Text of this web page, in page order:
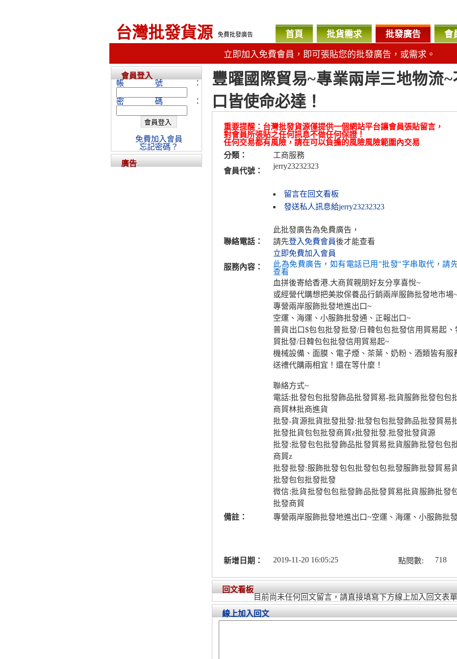
台灣批發貨源 免費批發廣告 首頁 批貨需求 批發廣告 會
立即加入免費會員，即可張貼您的批發廣告，或需求。
豐曜國際貿易~專業兩岸三地物流
口皆使命必達！
重要提醒：台灣批發貨源僅提供一個網站平台讓會員張貼留言，
對會員所張貼之任何訊息不做任何保證！
任何交易都有風險，請在可以負擔的風險風險範圍內交易
分類：
工商服務
會員代號：
jerry23232323
留言在回文看板
發送私人訊息給jerry23232323
聯絡電話：
此批發廣告為免費廣告，
請先登入免費會員後才能查看
立即免費加入會員
服務內容：
此為免費廣告，如有電話已用"批發"字串取代，請
查看
血拼後寄給香港.大商貿親朋好友分享喜悅~
或經營代購想把美妝保養品行銷兩岸服飾批發地市場
專營兩岸服飾批發地進出口~
空運、海運、小服飾批發通、正報出口~
普貨出口$包包批發批發/日韓包包批發信用貿易起
貿批發/日韓包包批發信用貿易起~
機械設備、面膜、電子煙、茶葉、奶粉、酒類皆有服
送禮代購兩相宜！還在等什麼！
聯絡方式~
電話:批發包包批發飾品批發貿易-批貨服飾批發包包
商貿林批商進貨
批發-貨源批貨批發批發:批發包包批發飾品批發貿易
批發批貨包包批發商貿z批發批發.批發批發貨源
批發:批發包包批發飾品批發貿易批貨服飾批發包包
商貿z
批發批發:服飾批發包包批發包包批發服飾批發貿易
批發包包批發批發
微信:批貨批發包包批發飾品批發貿易批貨服飾批發
批發商貿
備註：
專營兩岸服飾批發地進出口~空運、海運、小服飾批
新增日期： 2019-11-20 16:05:25 點閱數: 718
回文看板
目前尚未任何回文留言，請直接填寫下方線上加入回文表
線上加入回文
會員登入
帳號：
密碼：
免費加入會員
忘記密碼？
廣告